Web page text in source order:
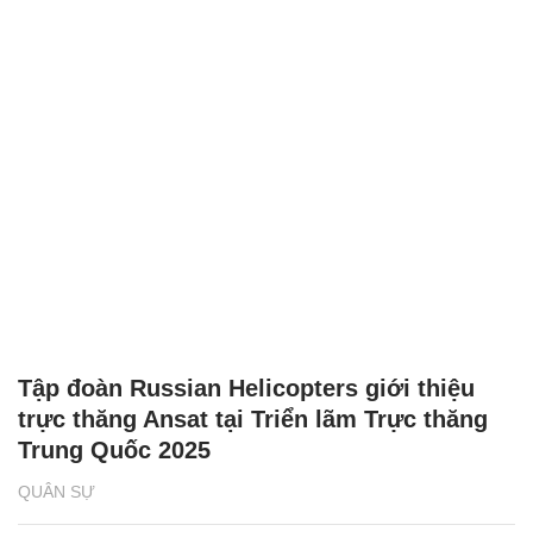
QUÂN SỰ
Tập đoàn Russian Helicopters giới thiệu
trực thăng Ansat tại Triển lãm Trực thăng
Trung Quốc 2025